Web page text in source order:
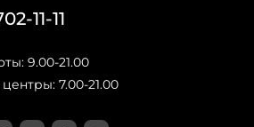
11-11
9.00-21.00
7.00-21.00